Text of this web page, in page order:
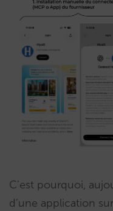
C’est pourquoi,
d’une application